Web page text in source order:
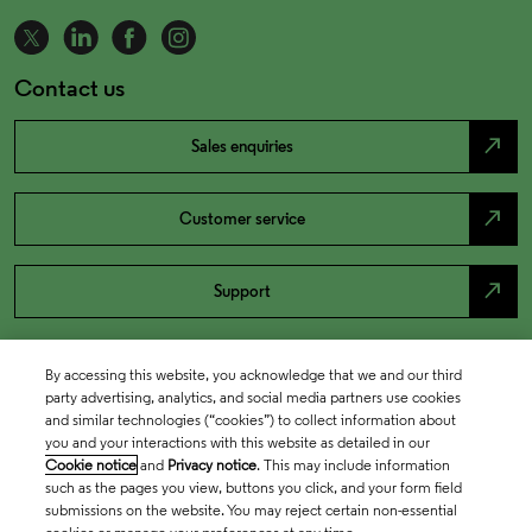
Contact us
Sales enquiries north_east
Customer service north_east
Support north_east
By accessing this website, you acknowledge that we and our third
party advertising, analytics, and social media partners use cookies
and similar technologies (“cookies”) to collect information about
you and your interactions with this website as detailed in our
Cookie notice and Privacy notice. This may include information
such as the pages you view, buttons you click, and your form field
submissions on the website. You may reject certain non-essential